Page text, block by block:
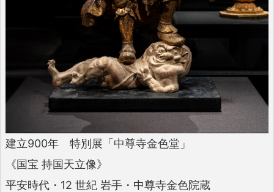
建立900年 特別展「中尊寺金色堂」
《国宝 持国天立像》
平安時代・12 世紀 岩手・中尊寺金色院蔵